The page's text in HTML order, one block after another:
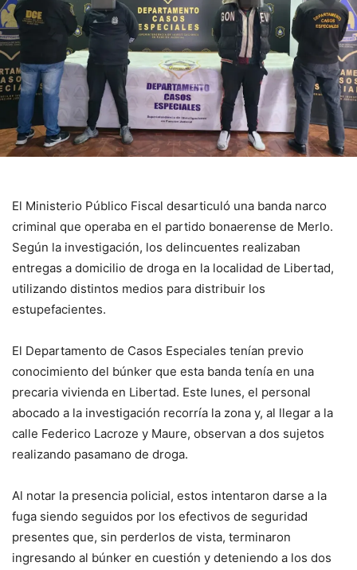
El Ministerio Público Fiscal desarticuló una banda narco
criminal que operaba en el partido bonaerense de Merlo.
Según la investigación, los delincuentes realizaban
entregas a domicilio de droga en la localidad de Libertad,
utilizando distintos medios para distribuir los
estupefacientes.
El Departamento de Casos Especiales tenían previo
conocimiento del búnker que esta banda tenía en una
precaria vivienda en Libertad. Este lunes, el personal
abocado a la investigación recorría la zona y, al llegar a la
calle Federico Lacroze y Maure, observan a dos sujetos
realizando pasamano de droga.
Al notar la presencia policial, estos intentaron darse a la
fuga siendo seguidos por los efectivos de seguridad
presentes que, sin perderlos de vista, terminaron
ingresando al búnker en cuestión y deteniendo a los dos